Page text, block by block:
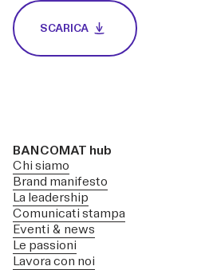
SCARICA
BANCOMAT hub
Chi siamo
Brand manifesto
La leadership
Comunicati stampa
Eventi & news
Le passioni
Lavora con noi